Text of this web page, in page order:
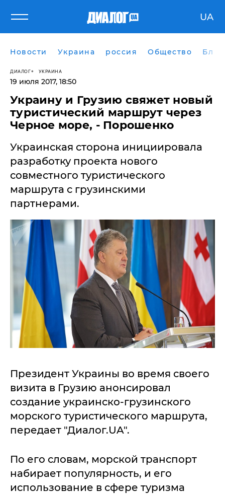
UA
Новости Украина россия Общество
ДИАЛОГ УКРАИНА
19 июля 2017, 18:50
Украину и Грузию свяжет новый
туристический маршрут через
Черное море, - Порошенко
Украинская сторона инициировала
разработку проекта нового
совместного туристического
маршрута с грузинскими
партнерами.
Президент Украины во время своего
визита в Грузию анонсировал
создание украинско-грузинского
морского туристического маршрута,
передает "Диалог.UA".
По его словам, морской транспорт
набирает популярность, и его
использование в сфере туризма